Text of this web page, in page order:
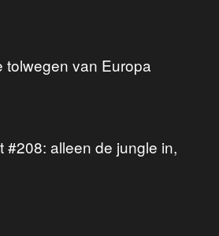
tolwegen van Europa
#208: alleen de jungle in,